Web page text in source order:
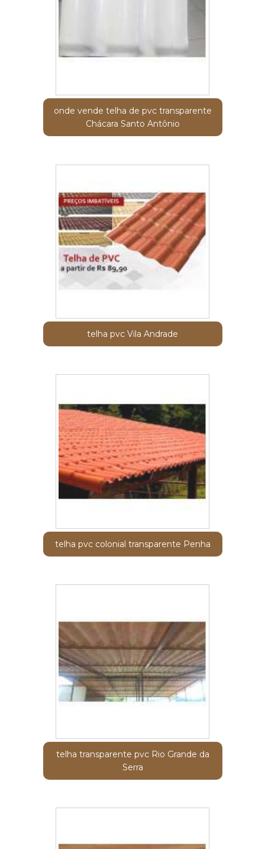
onde vende telha de pvc transparente
Chácara Santo Antônio
telha pvc Vila Andrade
telha pvc colonial transparente Penha
telha transparente pvc Rio Grande da
Serra